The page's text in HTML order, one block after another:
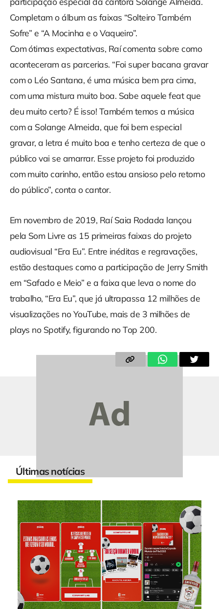
Completam o álbum as faixas “Solteiro Também
Sofre” e “A Mocinha e o Vaqueiro”.
Com ótimas expectativas, Raí comenta sobre como
aconteceram as parcerias. “Foi super bacana gravar
com o Léo Santana, é uma música bem pra cima,
com uma mistura muito boa. Sabe aquele feat que
deu muito certo? É isso! Também temos a música
com a Solange Almeida, que foi bem especial
gravar, a letra é muito boa e tenho certeza de que o
público vai se amarrar. Esse projeto foi produzido
com muito carinho, então estou ansioso pelo retorno
do público”, conta o cantor.
Em novembro de 2019, Raí Saia Rodada lançou
pela Som Livre as 15 primeiras faixas do projeto
audiovisual “Era Eu”. Entre inéditas e regravações,
estão destaques como a participação de Jerry Smith
em “Safado e Meio” e a faixa que leva o nome do
trabalho, “Era Eu”, que já ultrapassa 12 milhões de
visualizações no YouTube, mais de 3 milhões de
plays no Spotify, figurando no Top 200.
Últimas notícias